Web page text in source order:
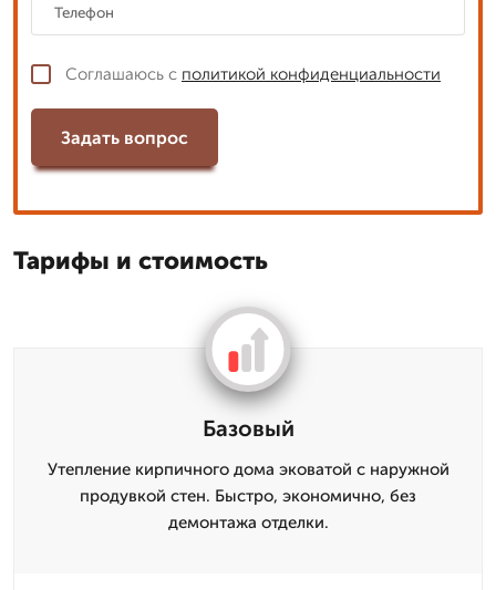
Соглашаюсь с политикой конфиденциальности
Задать вопрос
Тарифы и стоимость
Базовый
Утепление кирпичного дома эковатой с наружной
продувкой стен. Быстро, экономично, без
демонтажа отделки.